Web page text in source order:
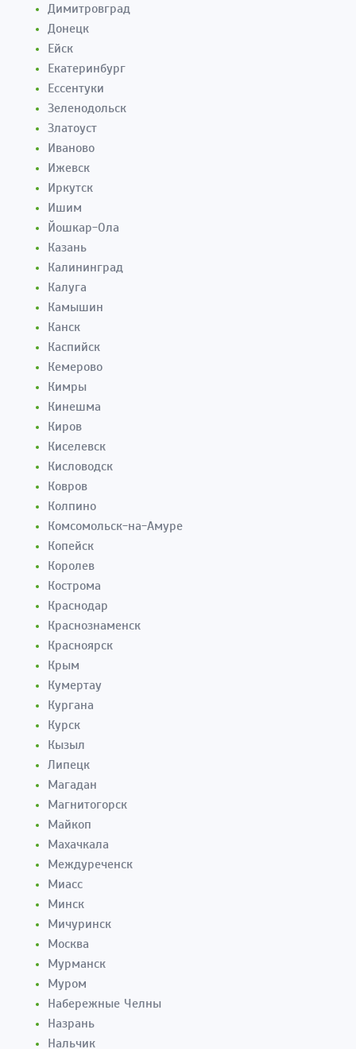
Димитровград
Донецк
Ейск
Екатеринбург
Ессентуки
Зеленодольск
Златоуст
Иваново
Ижевск
Иркутск
Ишим
Йошкар-Ола
Казань
Калининград
Калуга
Камышин
Канск
Каспийск
Кемерово
Кимры
Кинешма
Киров
Киселевск
Кисловодск
Ковров
Колпино
Комсомольск-на-Амуре
Копейск
Королев
Кострома
Краснодар
Краснознаменск
Красноярск
Крым
Кумертау
Кургана
Курск
Кызыл
Липецк
Магадан
Магнитогорск
Майкоп
Махачкала
Междуреченск
Миасс
Минск
Мичуринск
Москва
Мурманск
Муром
Набережные Челны
Назрань
Нальчик